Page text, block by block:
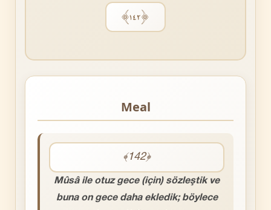
﴿١٤٢﴾
Meal
﴾142﴿
Mûsâ ile otuz gece (için) sözleştik ve
buna on gece daha ekledik; böylece